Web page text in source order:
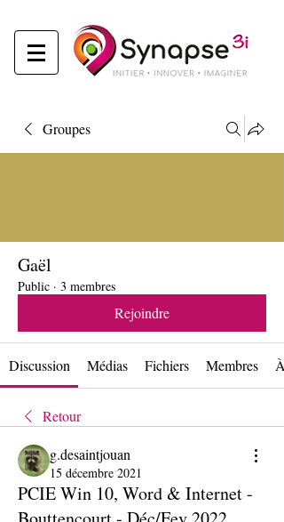
Groupes
Gaël
Public · 3 membres
Rejoindre
Discussion Médias Fichiers Membres
Retour
g.desaintjouan
15 décembre 2021
PCIE Win 10, Word & Internet -